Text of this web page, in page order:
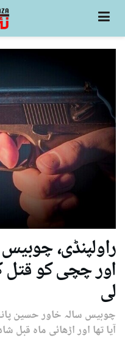
راولپنڈی،
اور چچی کو
لی
چوبیس سالہ خاور حسین
آیا تھا اور اڑھائی ماہ قبل